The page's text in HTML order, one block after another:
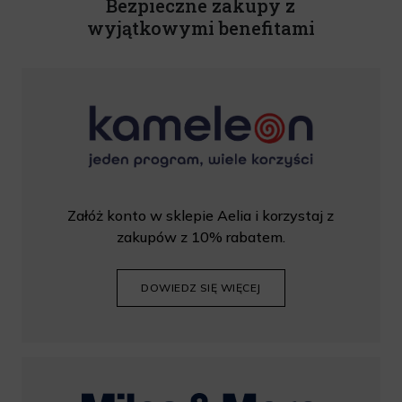
Bezpieczne zakupy z
wyjątkowymi benefitami
Załóż konto w sklepie Aelia i korzystaj z
zakupów z 10% rabatem.
DOWIEDZ SIĘ WIĘCEJ